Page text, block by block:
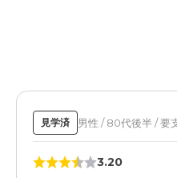
見学済 男性 / 80代後半 / 要
3.20